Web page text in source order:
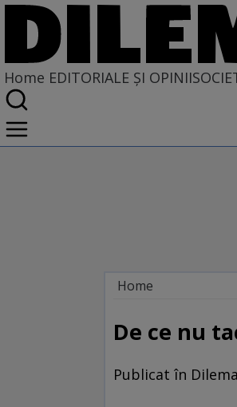
Home EDITORIALE ȘI OPINII
Home
PE CE LUME TRĂIM
De ce nu
Publicat în